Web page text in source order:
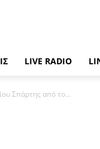
LIVE RADIO
Σπάρτης από το...